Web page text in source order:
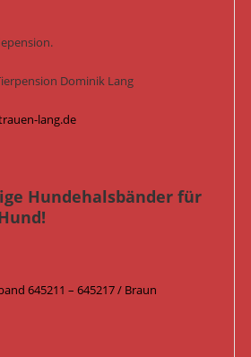
Dominik Lang
lang.de
Hundehalsbänder für
645211 – 645217 / Braun